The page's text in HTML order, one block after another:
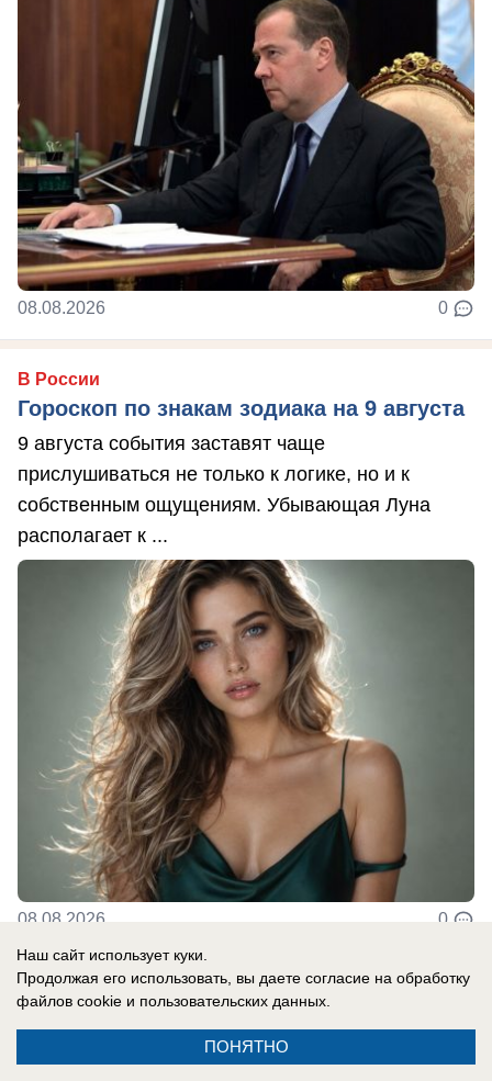
08.08.2026 0
В России
Гороскоп по знакам зодиака на 9 августа
9 августа события заставят чаще
прислушиваться не только к логике, но и к
собственным ощущениям. Убывающая Луна
располагает к ...
08.08.2026 0
Новости СМИ2
Наш сайт использует куки.
Продолжая его использовать, вы даете согласие на обработку
файлов cookie и пользовательских данных.
ПОНЯТНО